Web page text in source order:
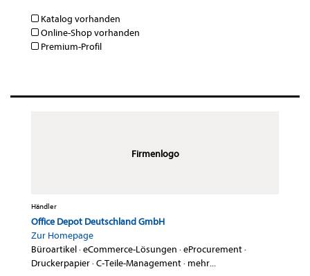
Katalog vorhanden
Online-Shop vorhanden
Premium-Profil
Firmenlogo
Händler
Office Depot Deutschland GmbH
Zur Homepage
Büroartikel·eCommerce-Lösungen ·eProcurement·
Druckerpapier·C-Teile-Management· mehr...